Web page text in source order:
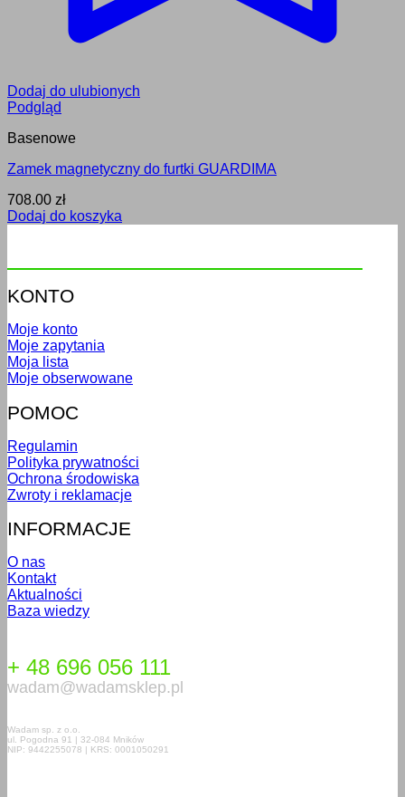
Dodaj do ulubionych
Podgląd
Basenowe
Zamek magnetyczny do furtki GUARDIMA
708.00 zł
Dodaj do koszyka
KONTO
Moje konto
Moje zapytania
Moja lista
Moje obserwowane
POMOC
Regulamin
Polityka prywatności
Ochrona środowiska
Zwroty i reklamacje
INFORMACJE
O nas
Kontakt
Aktualności
Baza wiedzy
+ 48 696 056 111
wadam@wadamsklep.pl
Wadam sp. z o.o.
ul. Pogodna 91 | 32-084 Mników
NIP: 9442255078 | KRS: 0001050291